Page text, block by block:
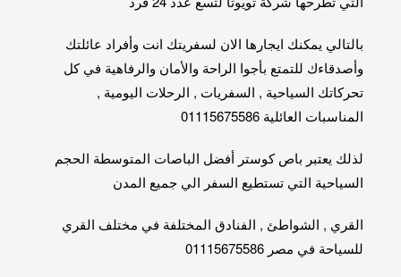
بالتالي يمكنك ايجارها الان لسفريتك انت وأفراد عائلتك
وأصدقاءك للتمتع بأجوا الراحة والأمان والرفاهية في كل
تحركاتك السياحية , السفريات , الرحلات اليومية ,
المناسبات العائلية 01115675586
لذلك يعتبر باص كوستر أفضل الباصات المتوسطة الحجم
السياحية التي تستطيع السفر الي جميع المدن
القري , الشواطئ , الفنادق المختلفة في مختلف القري
للسياحة في مصر 01115675586